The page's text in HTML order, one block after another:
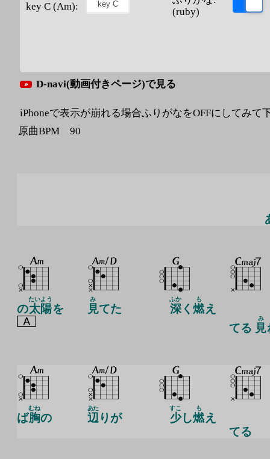
key C (Am):
(ruby)
D-navi(動画付きページ)で見る
iPhoneで表示が崩れる場合ふりがなをOFFにしてみて
原曲BPM 90
の太陽
たいよう
を 見
み
てた 深
ふか
く 燃
も
え
てる 見
み
ば胸
むね
の 辺
あた
りが 少
すこ
し燃
も
え
てる